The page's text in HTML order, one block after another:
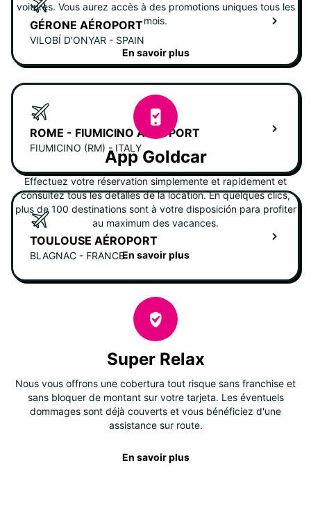
GÉRONE AÉROPORT
VILOBÍ D'ONYAR - SPAIN
ROME - FIUMICINO AÉROPORT
FIUMICINO (RM) - ITALY
TOULOUSE AÉROPORT
BLAGNAC - FRANCE
voitures. Vous aurez accès à des promotions uniques tous les
mois.
En savoir plus
App Goldcar
Effectuez votre réservation simplemente et rapidement et
consultez tous les detalles de la location. En quelques clics,
plus de 100 destinations sont à votre disposición para profiter
au maximum des vacances.
En savoir plus
Super Relax
Nous vous offrons une cobertura tout risque sans franchise et
sans bloquer de montant sur votre tarjeta. Les éventuels
dommages sont déjà couverts et vous bénéficiez d'une
assistance sur route.
En savoir plus